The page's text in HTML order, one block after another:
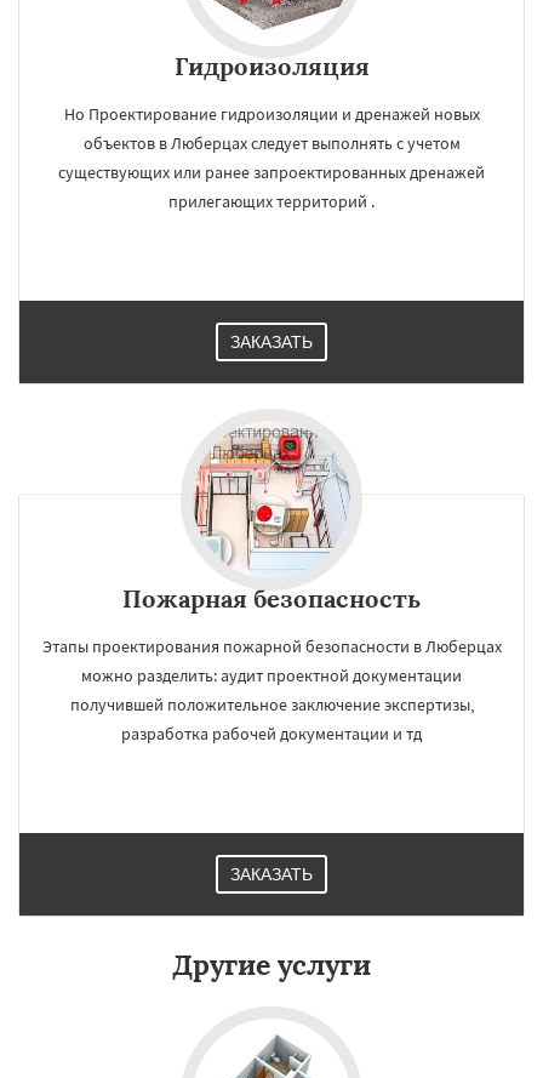
Гидроизоляция
Но Проектирование гидроизоляции и дренажей новых
объектов в Люберцах следует выполнять с учетом
существующих или ранее запроектированных дренажей
прилегающих территорий .
ЗАКАЗАТЬ
Пожарная безопасность
Этапы проектирования пожарной безопасности в Люберцах
можно разделить: аудит проектной документации
получившей положительное заключение экспертизы,
разработка рабочей документации и тд
ЗАКАЗАТЬ
Другие услуги